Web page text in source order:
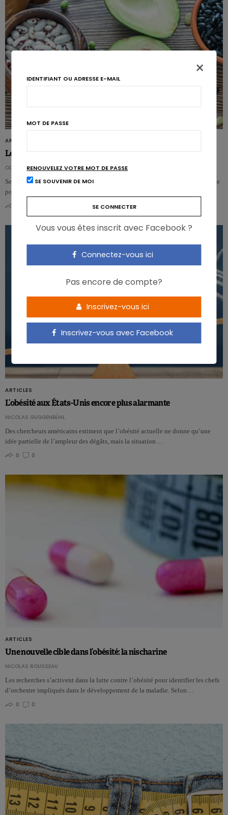
ARTICLES
Le microbiote détermine l’effet des fibres sur le poids
ODILE BERNARD
Selon une étude danoise, l’impact de la consommation de fibres sur la perte de
poids dépend du microbiote de chaque personne. Cet effet serait…
ARTICLES
L’obésité aux États-Unis encore plus alarmante
NICOLAS GUGGENBÜHL
Des chercheurs américains estiment que l’obésité actuelle ne donne qu’une
idée partielle de l’ampleur des dégâts, mais la situation…
0
0
ARTICLES
Une nouvelle cible dans l’obésité: la nischarine
NICOLAS ROUSSEAU
Les recherches s’activent dans la lutte contre l’obésité pour identifier les chefs
d’orchestre impliqués dans le développement de la maladie. Selon…
0
0
×
IDENTIFIANT OU ADRESSE E-MAIL
MOT DE PASSE
RENOUVELEZ VOTRE MOT DE PASSE
SE SOUVENIR DE MOI
Vous vous êtes inscrit avec Facebook ?
Connectez-vous ici
Pas encore de compte?
Inscrivez-vous ici
Inscrivez-vous avec Facebook